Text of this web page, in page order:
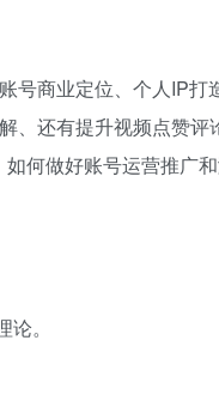
号商业定位、个人IP打
、还有提升视频点赞评
何做好账号运营推广
。